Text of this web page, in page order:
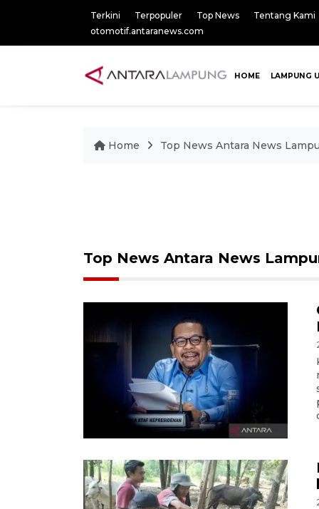
Terkini Terpopuler Top News
Tentang Kami
otomotif.antaranews.com
HOME LAMPUNG
Home Top News Antara News
Top News Antara News